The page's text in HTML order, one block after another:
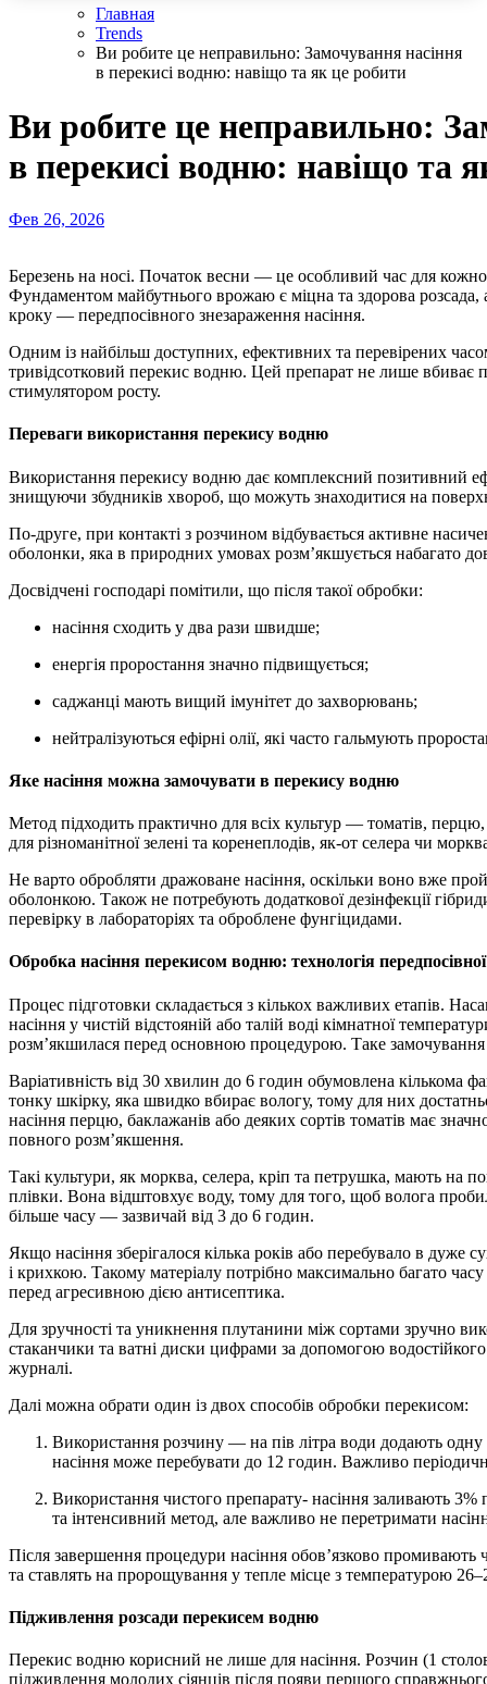
Главная
Trends
Ви робите це неправильно: Замочування насіння
в перекисі водню: навіщо та як це робити
Ви робите це неправильно:
в перекисі водню: навіщо та
Фев 26, 2026
Березень на носі. Початок весни — це особливий час для кожного городника, коли стартує посівна кампанія.
Фундаментом майбутнього врожаю є міцна та здорова розсада,
кроку — передпосівного знезараження насіння.
Одним із найбільш доступних, ефективних та перевірених
тривідсотковий перекис водню. Цей препарат не лише вбиває
стимулятором росту.
Переваги використання перекису водню
Використання перекису водню дає комплексний позитивний
знищуючи збудників хвороб, що можуть знаходитися на
По-друге, при контакті з розчином відбувається активне
оболонки, яка в природних умовах розм’якшується набагато
Досвідчені господарі помітили, що після такої обробки:
насіння сходить у два рази швидше;
енергія проростання значно підвищується;
саджанці мають вищий імунітет до захворювань;
нейтралізуються ефірні олії, які часто гальмують
Яке насіння можна замочувати в перекису водню
Метод підходить практично для всіх культур — томатів, перцю,
для різноманітної зелені та коренеплодів, як-от селера чи
Не варто обробляти дражоване насіння, оскільки воно вже
оболонкою. Також не потребують додаткової дезінфекції
перевірку в лабораторіях та оброблене фунгіцидами.
Обробка насіння перекисом водню: технологія
Процес підготовки складається з кількох важливих етапів.
насіння у чистій відстояній або талій воді кімнатної
розм’якшилася перед основною процедурою. Таке
Варіативність від 30 хвилин до 6 годин обумовлена кількома
тонку шкірку, яка швидко вбирає вологу, тому для них
насіння перцю, баклажанів або деяких сортів томатів має
повного розм’якшення.
Такі культури, як морква, селера, кріп та петрушка, мають на
плівки. Вона відштовхує воду, тому для того, щоб волога
більше часу — зазвичай від 3 до 6 годин.
Якщо насіння зберігалося кілька років або перебувало в
і крихкою. Такому матеріалу потрібно максимально багато
перед агресивною дією антисептика.
Для зручності та уникнення плутанини між сортами зручно
стаканчики та ватні диски цифрами за допомогою
журналі.
Далі можна обрати один із двох способів обробки перекисом:
Використання розчину — на пів літра води додають одну столову ложку перекису водню. У такому складі
насіння може перебувати до 12 годин. Важливо
Використання чистого препарату- насіння заливають 3% перекисом на 10–15 хвилин. Це швидкий
та інтенсивний метод, але важливо не перетримати
Після завершення процедури насіння обов’язково
та ставлять на пророщування у тепле місце з температурою
Підживлення розсади перекисем водню
Перекис водню корисний не лише для насіння. Розчин (1
підживлення молодих сіянців після появи першого